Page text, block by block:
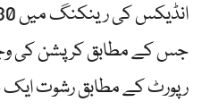
جس کے مطابق کرپشن کی
رپورٹ کے مطابق رشوت ایک